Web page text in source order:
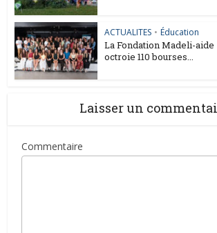
ACTUALITES • Éducation
La Fondation Madeli-aide
octroie 110 bourses...
Laisser un
Commentaire